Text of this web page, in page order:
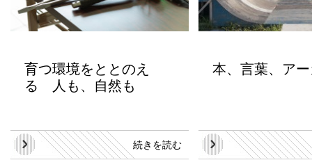
育つ環境をととのえ
る 人も、自然も
続きを読む
本、言葉、ア